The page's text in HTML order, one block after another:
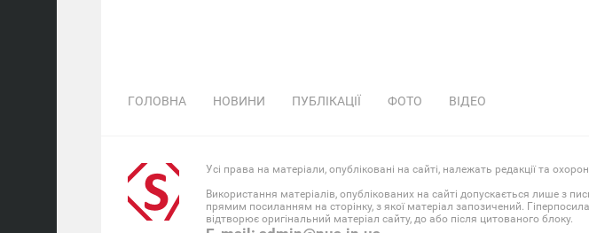
ГОЛОВНА НОВИНИ ПУБЛІКАЦІЇ ФОТО ВІДЕО
Усі права на матеріали, опубліковані на сайті, належать редакції та
Використання матеріалів, опублікованих на сайті допускається лише з
прямим посиланням на сторінку, з якої матеріал запозичений.
відтворює оригінальний матеріал сайту, до або після цитованого блоку.